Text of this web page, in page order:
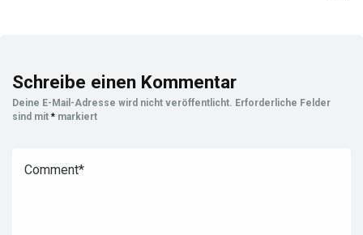
Schreibe einen Kommentar
Deine E-Mail-Adresse wird nicht veröffentlicht. Erforderliche Felder
sind mit * markiert